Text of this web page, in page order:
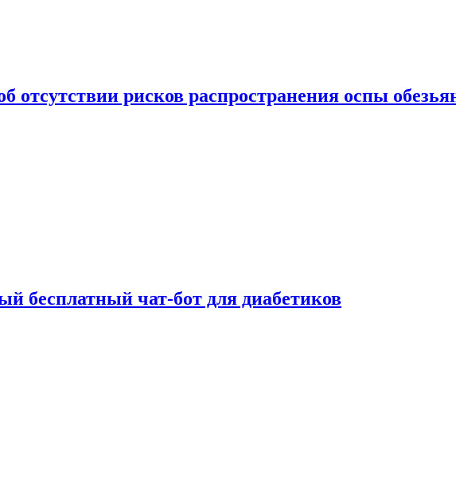
отсутствии рисков распространения оспы
бесплатный чат-бот для диабетиков